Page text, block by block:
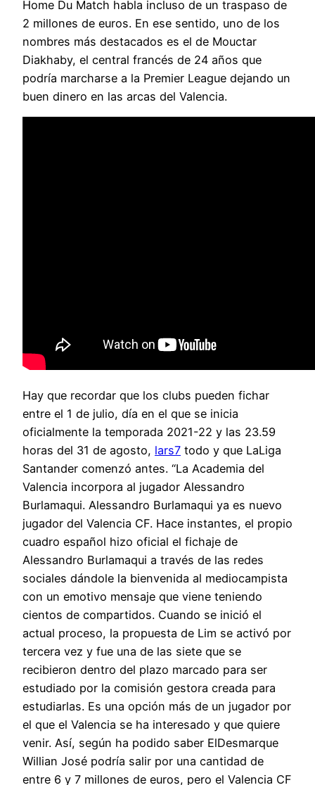
Home Du Match habla incluso de un traspaso de
2 millones de euros. En ese sentido, uno de los
nombres más destacados es el de Mouctar
Diakhaby, el central francés de 24 años que
podría marcharse a la Premier League dejando un
buen dinero en las arcas del Valencia.
Hay que recordar que los clubs pueden fichar
entre el 1 de julio, día en el que se inicia
oficialmente la temporada 2021-22 y las 23.59
horas del 31 de agosto, lars7 todo y que LaLiga
Santander comenzó antes. “La Academia del
Valencia incorpora al jugador Alessandro
Burlamaqui. Alessandro Burlamaqui ya es nuevo
jugador del Valencia CF. Hace instantes, el propio
cuadro español hizo oficial el fichaje de
Alessandro Burlamaqui a través de las redes
sociales dándole la bienvenida al mediocampista
con un emotivo mensaje que viene teniendo
cientos de compartidos. Cuando se inició el
actual proceso, la propuesta de Lim se activó por
tercera vez y fue una de las siete que se
recibieron dentro del plazo marcado para ser
estudiado por la comisión gestora creada para
estudiarlas. Es una opción más de un jugador por
el que el Valencia se ha interesado y que quiere
venir. Así, según ha podido saber ElDesmarque
Willian José podría salir por una cantidad de
entre 6 y 7 millones de euros, pero el Valencia CF